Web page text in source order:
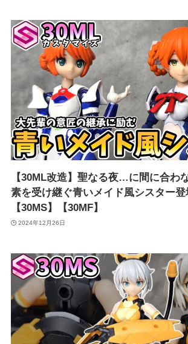
【30ML改造】聖なる夜…に間に合わ
素を受け継ぐ青いメイド風シスター登
【30MS】【30MF】
2024年12月26日